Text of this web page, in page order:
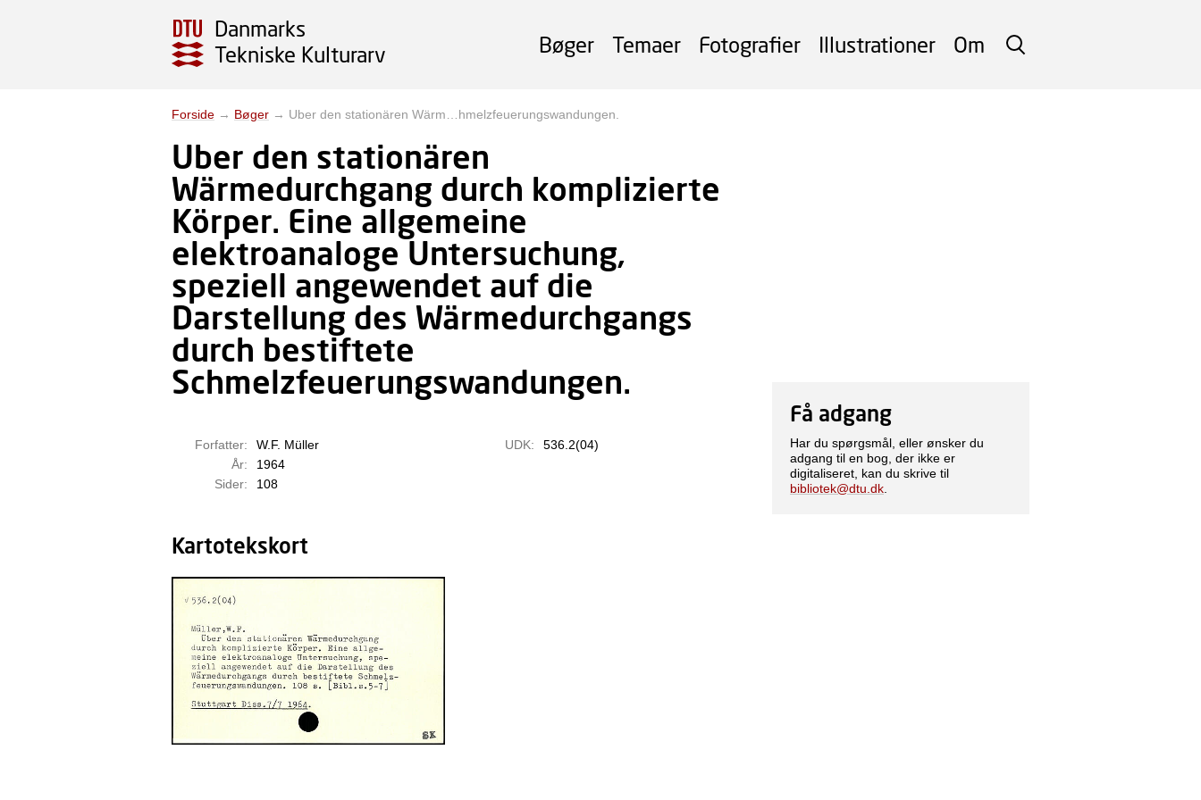
Danmarks
Tekniske Kulturarv
SØG
Bøger Temaer Fotografier Illustrationer Om
Forside → Bøger → Uber den stationären Wärm…hmelzfeuerungswandungen.
Uber den stationären
Wärmedurchgang durch komplizierte
Körper. Eine allgemeine
elektroanaloge Untersuchung,
speziell angewendet auf die
Darstellung des Wärmedurchgangs
durch bestiftete
Schmelzfeuerungswandungen.
Forfatter:
W.F. Müller
År:
1964
Sider:
108
UDK: 536.2(04)
Få adgang
Har du spørgsmål, eller ønsker du
adgang til en bog, der ikke er
digitaliseret, kan du skrive til
bibliotek@dtu.dk
Kartotekskort